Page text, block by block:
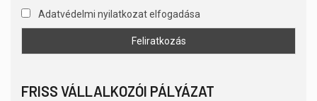
Adatvédelmi nyilatkozat elfogadása
FRISS VÁLLALKOZÓI PÁLYÁZAT